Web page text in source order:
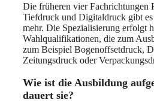
Die früheren vier Fachrichtungen
Tiefdruck und Digitaldruck gibt
mehr. Die Spezialisierung erfolgt
Wahlqualifikationen, die zum
zum Beispiel Bogenoffsetdruck,
Zeitungsdruck oder
Wie ist die Ausbildung
dauert sie?